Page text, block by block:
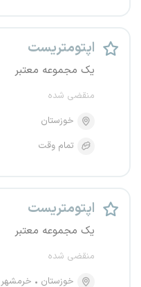
اپتومتریست
یک مجموعه معتبر
منقضی شده
خوزستان
تمام وقت
اپتومتریست
یک مجموعه معتبر
منقضی شده
خوزستان
خرمشهر